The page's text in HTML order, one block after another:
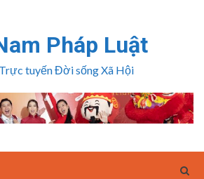
Pháp Luật
tuyến Đời sống Xã Hội